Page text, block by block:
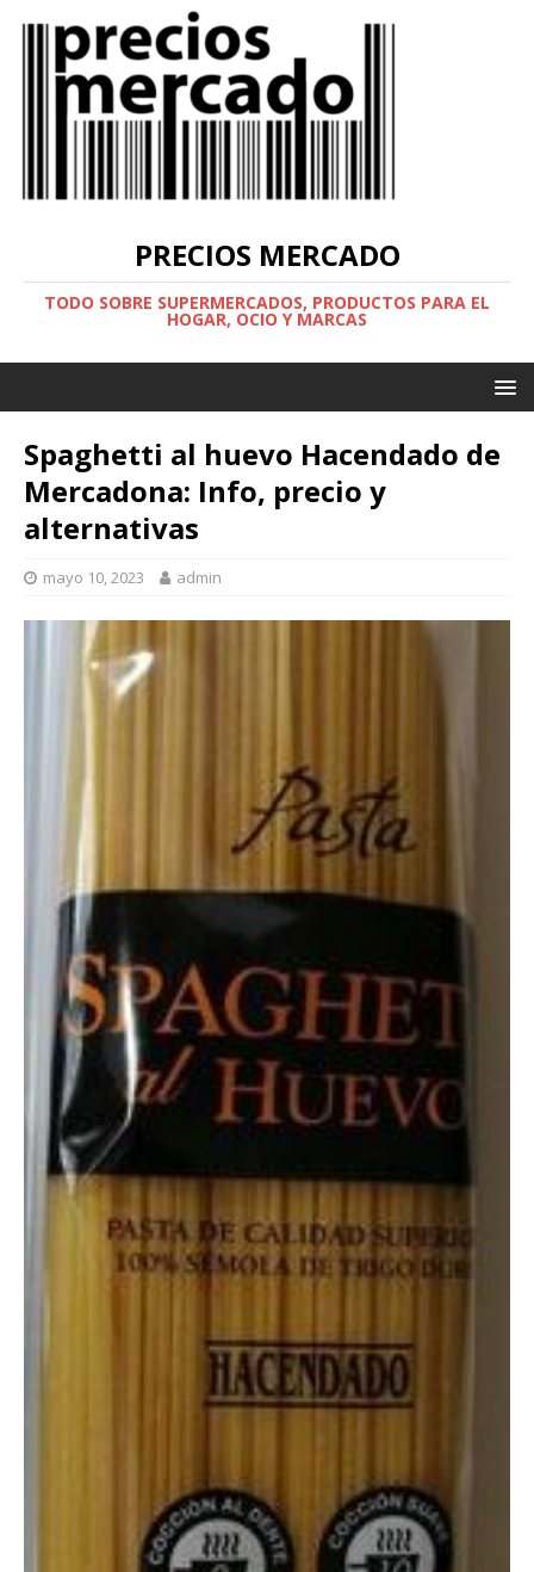
PRECIOS MERCADO
TODO SOBRE SUPERMERCADOS, PRODUCTOS PARA EL
HOGAR, OCIO Y MARCAS
Spaghetti al huevo Hacendado de
Mercadona: Info, precio y
alternativas
mayo 10, 2023 admin